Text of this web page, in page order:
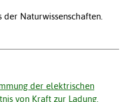
der Naturwissenschaften.
der elektrischen
von Kraft zur Ladung.